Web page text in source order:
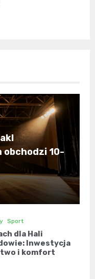
obchodzi 10-
Sport
dla Hali
Inwestycja
i komfort